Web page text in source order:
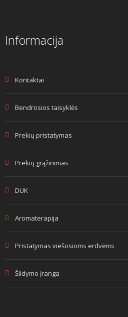
Informacija
Kontaktai
Bendrosios taisyklės
Prekių pristatymas
Prekių grąžinimas
DUK
Aromaterapija
Pristatymas viešosioms erdvėms
Šildymo įranga